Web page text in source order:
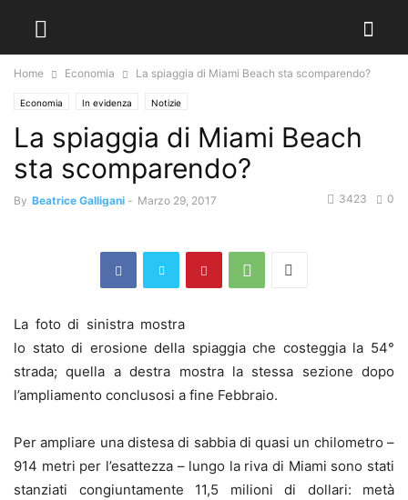
Home Economia La spiaggia di Miami Beach sta scomparendo?
Economia In evidenza Notizie
La spiaggia di Miami Beach
sta scomparendo?
By Beatrice Galligani - Marzo 29, 2017 0
3423
La foto di sinistra mostra
lo stato di erosione della spiaggia che costeggia la 54°
strada; quella a destra mostra la stessa sezione dopo
l’ampliamento conclusosi a fine Febbraio.
Per ampliare una distesa di sabbia di quasi un chilometro –
914 metri per l’esattezza – lungo la riva di Miami sono stati
stanziati congiuntamente 11,5 milioni di dollari: metà